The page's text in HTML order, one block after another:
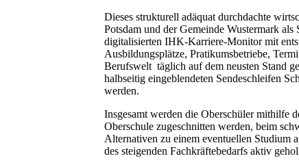
Dieses strukturell adäquat durchdachte
Potsdam und der Gemeinde Wustermark
digitalisierten IHK-Karriere-Monitor mit
Ausbildungsplätze, Pratikumsbetriebe,
Berufswelt täglich auf dem neusten Stand
halbseitig eingeblendeten Sendeschleifen
werden.
Insgesamt werden die Oberschüler mithilfe
Oberschule zugeschnitten werden, beim
Alternativen zu einem eventuellen Studium
des steigenden Fachkräftebedarfs aktiv